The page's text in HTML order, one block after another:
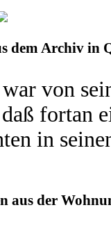
dem Archiv in
von
fortan
in
aus der